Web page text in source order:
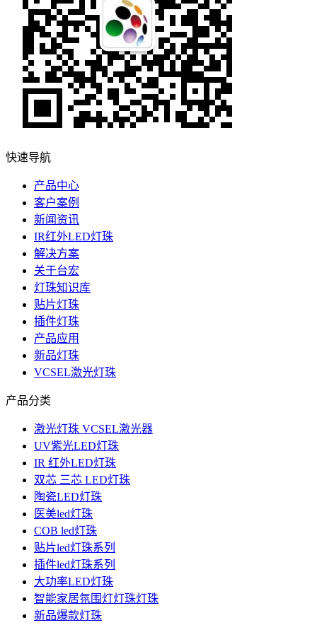
快速导航
产品中心
客户案例
新闻资讯
IR红外LED灯珠
解决方案
关于台宏
灯珠知识库
贴片灯珠
插件灯珠
产品应用
新品灯珠
VCSEL激光灯珠
产品分类
激光灯珠 VCSEL激光器
UV紫光LED灯珠
IR 红外LED灯珠
双芯 三芯 LED灯珠
陶瓷LED灯珠
医美led灯珠
COB led灯珠
贴片led灯珠系列
插件led灯珠系列
大功率LED灯珠
智能家居氛围灯灯珠灯珠
新品爆款灯珠